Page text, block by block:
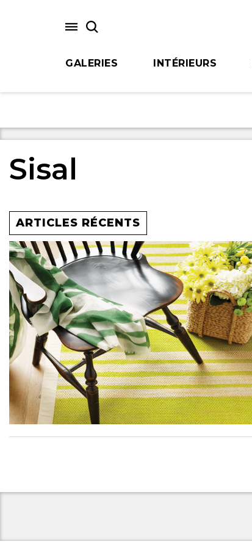
GALERIES INTÉRIEURS
Sisal
ARTICLES RÉCENTS